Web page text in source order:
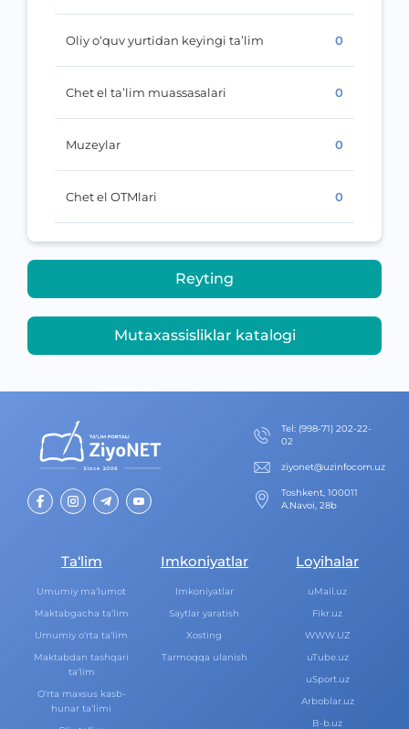
Oliy o‘quv yurtidan keyingi ta’lim 0
Chet el ta’lim muassasalari 0
Muzeylar 0
Chet el OTMlari 0
Reyting
Mutaxassisliklar katalogi
Теl: (998-71) 202-22-
02
ziyonet@uzinfocom.uz
Toshkent, 100011
A.Navoi, 28b
Ta‘lim
Umumiy ma‘lumot
Maktabgacha ta‘lim
Umumiy o‘rta ta‘lim
Maktabdan tashqari
ta‘lim
O‘rta maxsus kasb-
hunar ta‘limi
Imkoniyatlar
Imkoniyatlar
Saytlar yaratish
Xosting
Tarmoqqa ulanish
Loyihalar
uMail.uz
Fikr.uz
WWW.UZ
uTube.uz
uSport.uz
Arboblar.uz
B-b.uz